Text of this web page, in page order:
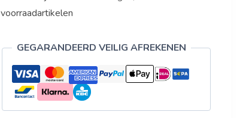
voorraadartikelen
GEGARANDEERD VEILIG AFREKENEN